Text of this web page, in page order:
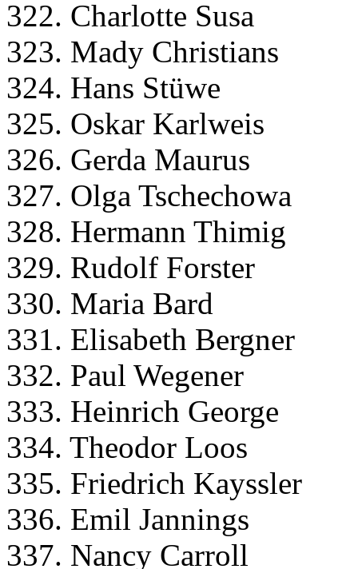
322. Charlotte Susa
323. Mady Christians
324. Hans Stüwe
325. Oskar Karlweis
326. Gerda Maurus
327. Olga Tschechowa
328. Hermann Thimig
329. Rudolf Forster
330. Maria Bard
331. Elisabeth Bergner
332. Paul Wegener
333. Heinrich George
334. Theodor Loos
335. Friedrich Kayssler
336. Emil Jannings
337. Nancy Carroll